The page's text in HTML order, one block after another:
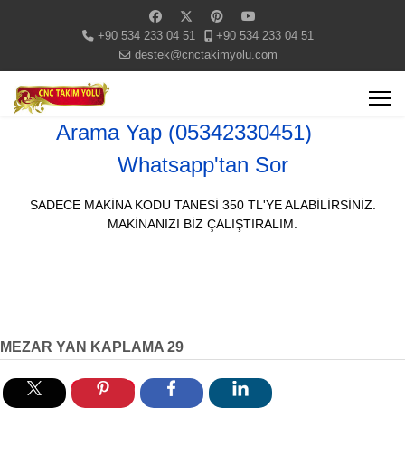
+90 534 233 04 51
+90 534 233 04 51
destek@cnctakimyolu.com
Arama Yap (05342330451)
Whatsapp'tan Sor
SADECE MAKİNA KODU TANESİ 350 TL'YE ALABİLİRSİNİZ.
MAKİNANIZI BİZ ÇALIŞTIRALIM.
MEZAR YAN KAPLAMA 29